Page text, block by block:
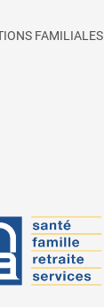
FAMILIALES